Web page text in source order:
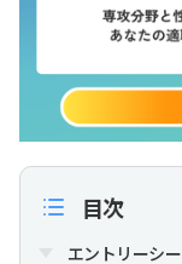
目次
エントリーシ